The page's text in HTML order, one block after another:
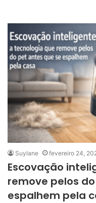
Suylane fevereiro 24,
Escovação
remove pelos
espalhem pela